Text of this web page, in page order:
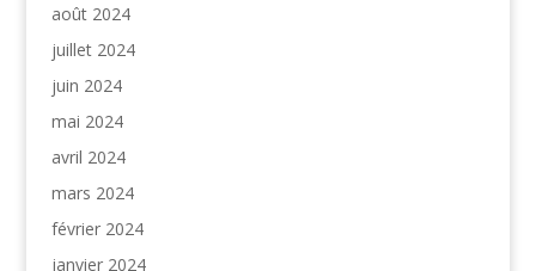
août 2024
juillet 2024
juin 2024
mai 2024
avril 2024
mars 2024
février 2024
janvier 2024